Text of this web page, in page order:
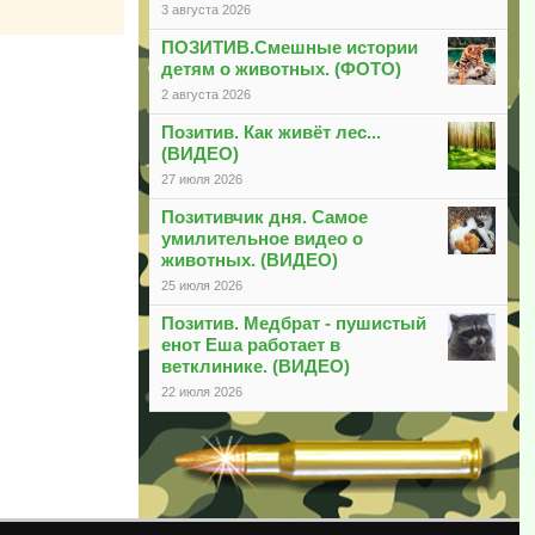
3 августа 2026
ПОЗИТИВ.Смешные истории
детям о животных. (ФОТО)
2 августа 2026
Позитив. Как живёт лес...
(ВИДЕО)
27 июля 2026
Позитивчик дня. Самое
умилительное видео о
животных. (ВИДЕО)
25 июля 2026
Позитив. Медбрат - пушистый
енот Еша работает в
ветклинике. (ВИДЕО)
22 июля 2026